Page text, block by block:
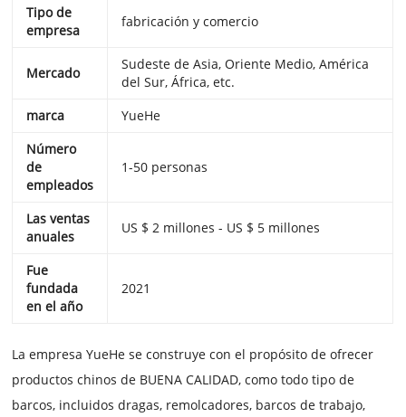
Tipo de
empresa
fabricación y comercio
Mercado
Sudeste de Asia, Oriente Medio, América
del Sur, África, etc.
marca
YueHe
Número
de
empleados
1-50 personas
Las ventas
anuales
US $ 2 millones - US $ 5 millones
Fue
fundada
en el año
2021
La empresa YueHe se construye con el propósito de ofrecer
productos chinos de BUENA CALIDAD, como todo tipo de
barcos, incluidos dragas, remolcadores, barcos de trabajo,